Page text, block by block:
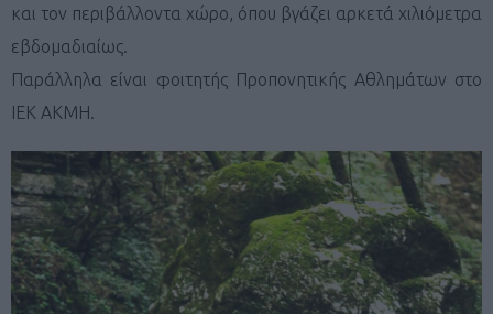
και τον περιβάλλοντα χώρο, όπου βγάζει αρκετά χιλιόμετρα
εβδομαδιαίως.
Παράλληλα είναι φοιτητής Προπονητικής Αθλημάτων στο
ΙΕΚ ΑΚΜΗ.